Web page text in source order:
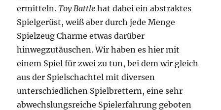
ermitteln.Toy Battle hat dabei ein abstraktes
Spielgerüst, weiß aber durch jede Menge
Spielzeug Charme etwas darüber
hinwegzutäuschen. Wir haben es hier mit
einem Spiel für zwei zu tun, bei dem wir gleich
aus der Spielschachtel mit diversen
unterschiedlichen Spielbrettern, eine sehr
abwechslungsreiche Spielerfahrung geboten